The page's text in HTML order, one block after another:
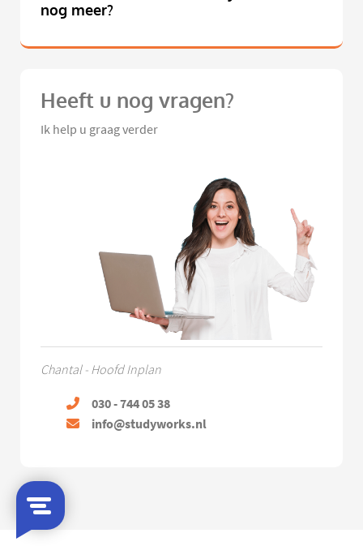
nog meer?
Heeft u nog vragen?
Ik help u graag verder
Chantal - Hoofd Inplan
030 - 744 05 38
info@studyworks.nl